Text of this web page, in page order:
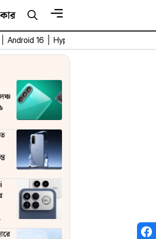
Android 16 HyperOS 3